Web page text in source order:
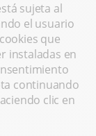
sujeta al
el usuario
que
instaladas en
continuando
clic en